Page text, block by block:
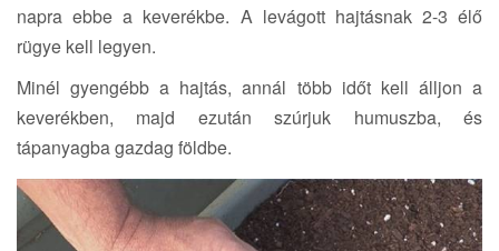
napra ebbe a keverékbe. A levágott hajtásnak 2-3 élő
rügye kell legyen.
Minél gyengébb a hajtás, annál több időt kell álljon a
keverékben, majd ezután szúrjuk humuszba, és
tápanyagba gazdag földbe.